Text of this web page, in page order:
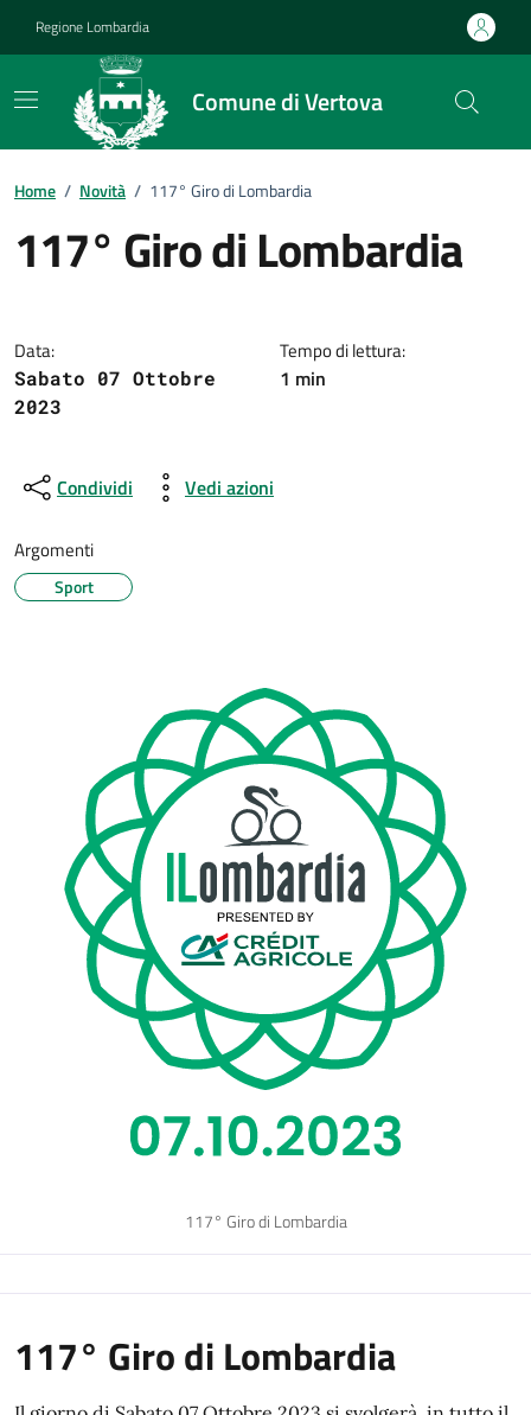
Regione Lombardia
Comune di Vertova
Home / Novità / 117° Giro di Lombardia
117° Giro di Lombardia
Data:
Sabato 07 Ottobre
2023
Tempo di lettura:
1 min
Condividi Vedi azioni
Argomenti
Sport
117° Giro di Lombardia
117° Giro di Lombardia